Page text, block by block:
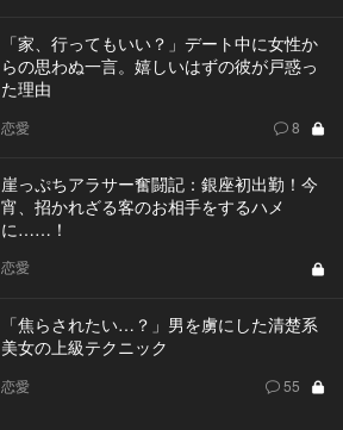
「家、行ってもいい？」デート中に女性か
らの思わぬ一言。嬉しいはずの彼が戸惑っ
た理由
恋愛 8
崖っぷちアラサー奮闘記：銀座初出勤！今
宵、招かれざる客のお相手をするハメ
に……！
恋愛
「焦らされたい…？」男を虜にした清楚系
美女の上級テクニック
恋愛 55